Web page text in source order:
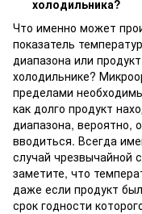
холодильника?
Что именно может
показатель
диапазона или
холодильнике?
пределами
как долго продукт
диапазона, вероятно,
вводиться. Всегда
случай чрезвычайной
заметите, что
даже если продукт
срок годности